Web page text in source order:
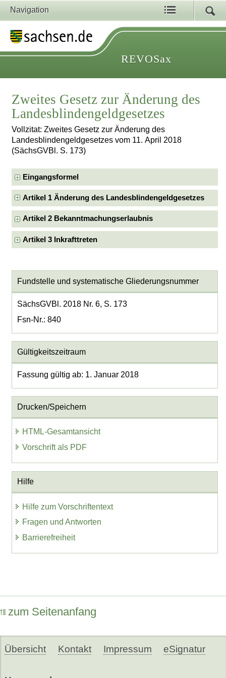
Navigation
REVOSax
Zweites Gesetz zur Änderung des
Landesblindengeldgesetzes
Vollzitat: Zweites Gesetz zur Änderung des
Landesblindengeldgesetzes vom 11. April 2018
(SächsGVBl. S. 173)
Eingangsformel
Artikel 1 Änderung des Landesblindengeldgesetzes
Artikel 2 Bekanntmachungserlaubnis
Artikel 3 Inkrafttreten
Fundstelle und systematische Gliederungsnummer
SächsGVBl. 2018 Nr. 6, S. 173
Fsn-Nr.: 840
Gültigkeitszeitraum
Fassung gültig ab: 1. Januar 2018
Drucken/Speichern
HTML-Gesamtansicht
Vorschrift als PDF
Hilfe
Hilfe zum Vorschriftentext
Fragen und Antworten
Barrierefreiheit
zum Seitenanfang
Übersicht Kontakt Impressum eSignatur